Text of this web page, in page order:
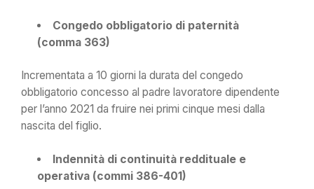
Congedo obbligatorio di paternità
(comma 363)
Incrementata a 10 giorni la durata del congedo
obbligatorio concesso al padre lavoratore dipendente
per l’anno 2021 da fruire nei primi cinque mesi dalla
nascita del figlio.
Indennità di continuità reddituale e
operativa (commi 386-401)